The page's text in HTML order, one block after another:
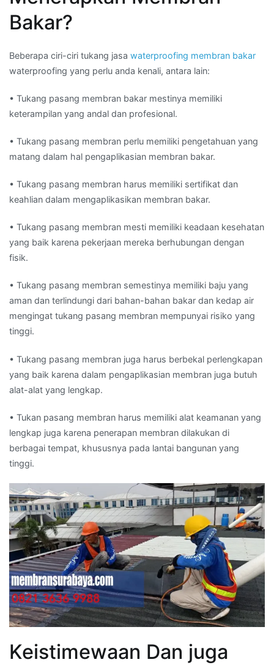
Bakar?
Beberapa ciri-ciri tukang jasa waterproofing membran bakar
waterproofing yang perlu anda kenali, antara lain:
• Tukang pasang membran bakar mestinya memiliki
keterampilan yang andal dan profesional.
• Tukang pasang membran perlu memiliki pengetahuan yang
matang dalam hal pengaplikasian membran bakar.
• Tukang pasang membran harus memiliki sertifikat dan
keahlian dalam mengaplikasikan membran bakar.
• Tukang pasang membran mesti memiliki keadaan kesehatan
yang baik karena pekerjaan mereka berhubungan dengan
fisik.
• Tukang pasang membran semestinya memiliki baju yang
aman dan terlindungi dari bahan-bahan bakar dan kedap air
mengingat tukang pasang membran mempunyai risiko yang
tinggi.
• Tukang pasang membran juga harus berbekal perlengkapan
yang baik karena dalam pengaplikasian membran juga butuh
alat-alat yang lengkap.
• Tukan pasang membran harus memiliki alat keamanan yang
lengkap juga karena penerapan membran dilakukan di
berbagai tempat, khususnya pada lantai bangunan yang
tinggi.
Keistimewaan Dan juga